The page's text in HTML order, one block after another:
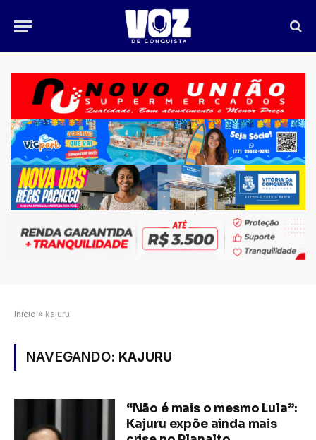
Início » kajuru
NAVEGANDO: KAJURU
“Não é mais o mesmo Lula”:
Kajuru expõe ainda mais